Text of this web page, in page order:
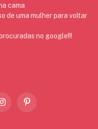
cama
de uma mulher para voltar
no google!!!
InstagramPinterest